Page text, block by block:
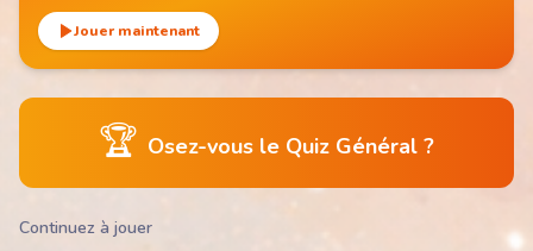
Jouer maintenant
🏆 Osez-vous le Quiz Général ?
Continuez à jouer